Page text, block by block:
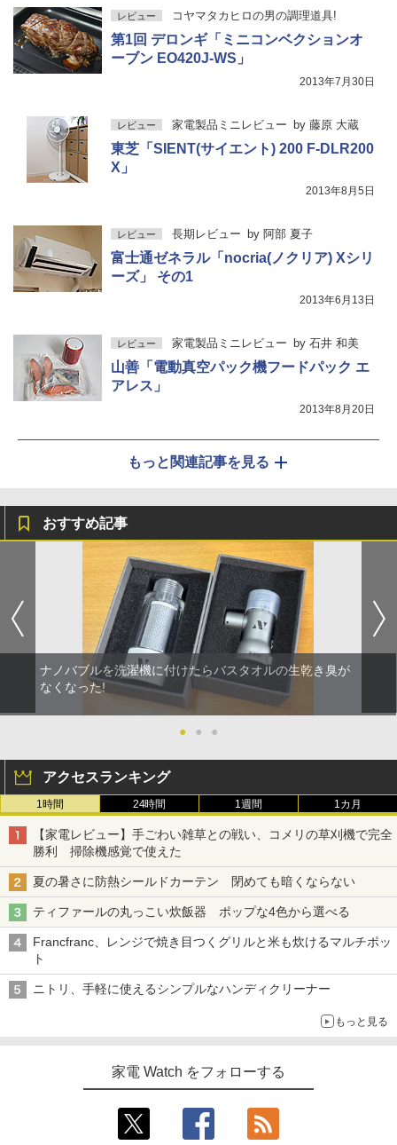
レビュー コヤマタカヒロの男の調理道具!
第1回 デロンギ「ミニコンベクションオ
ーブン EO420J-WS」
2013年7月30日
レビュー 家電製品ミニレビュー by 藤原 大蔵
東芝「SIENT(サイエント) 200 F-DLR200
X」
2013年8月5日
レビュー 長期レビュー by 阿部 夏子
富士通ゼネラル「nocria(ノクリア) Xシリ
ーズ」 その1
2013年6月13日
レビュー 家電製品ミニレビュー by 石井 和美
山善「電動真空パック機フードパック エ
アレス」
2013年8月20日
もっと関連記事を見る
おすすめ記事
ナノバブルを洗濯機に付けたらバスタオルの生乾き臭が
なくなった!
● ● ●
アクセスランキング
1時間 24時間 1週間 1カ月
【家電レビュー】手ごわい雑草との戦い、コメリの草刈機で完全
勝利 掃除機感覚で使えた
夏の暑さに防熱シールドカーテン 閉めても暗くならない
ティファールの丸っこい炊飯器 ポップな4色から選べる
Francfranc、レンジで焼き目つくグリルと米も炊けるマルチポッ
ト
ニトリ、手軽に使えるシンプルなハンディクリーナー
もっと見る
家電 Watch をフォローする